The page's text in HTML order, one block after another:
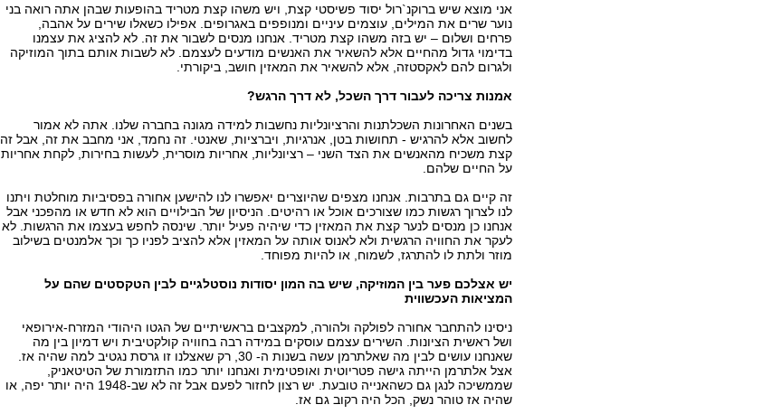
אני מוצא שיש ברוקנ`רול יסוד פשיסטי קצת, ויש משהו קצת מטריד בהופעות שבהן אתה רואה בני
נוער שרים את המילים, עוצמים עיניים ומנופפים באגרופים. אפילו כשאלו שירים על אהבה,
פרחים ושלום – יש בזה משהו קצת מטריד. אנחנו מנסים לשבור את זה. לא להציג את עצמנו
בדימוי גדול מהחיים אלא להשאיר את האנשים מודעים לעצמם. לא לשבות אותם בתוך המוזיקה
ולגרום להם לאקסטזה, אלא להשאיר את המאזין חושב, ביקורתי.
אמנות צריכה לעבור דרך השכל, לא דרך הרגש?
בשנים האחרונות השכלתנות והרציונליות נחשבות למידה מגונה בחברה שלנו. אתה לא אמור
לחשוב אלא להרגיש - תחושות בטן, אנרגיות, ויברציות, שאנטי. זה נחמד, אני מחבב את זה, אבל זה
קצת משכיח מהאנשים את הצד השני – רציונליות, אחריות מוסרית, לעשות בחירות, לקחת אחריות
על החיים שלהם.
זה קיים גם בתרבות. אנחנו מצפים שהיוצרים יאפשרו לנו להישען אחורה בפסיביות מוחלטת ויתנו
לנו לצרוך רגשות כמו שצורכים אוכל או רהיטים. הניסיון של הבילויים הוא לא חדש או מהפכני אבל
אנחנו כן מנסים לנער קצת את המאזין כדי שיהיה פעיל יותר. שינסה לחפש בעצמו את הרגשות. לא
לעקר את החוויה הרגשית ולא לאנוס אותה על המאזין אלא להציב לפניו כך וכך אלמנטים בשילוב
מוזר ולתת לו להתרגז, לשמוח, או להיות מפוחד.
יש אצלכם פער בין המוזיקה, שיש בה המון יסודות נוסטלגיים לבין הטקסטים שהם על
המציאות העכשווית
ניסינו להתחבר אחורה לפולקה ולהורה, למקצבים בראשיתיים של הגטו היהודי המזרח-אירופאי
ושל ראשית הציונות. השירים עצמם עוסקים במידה רבה בחוויה קולקטיבית ויש דמיון בין מה
שאנחנו עושים לבין מה שאלתרמן עשה בשנות ה- 30, רק שאצלנו זו גרסת נגטיב למה שהיה אז.
אצל אלתרמן הייתה גישה פטריוטית ואופטימית ואנחנו יותר כמו התזמורת של הטיטאניק,
שממשיכה לנגן גם כשהאנייה טובעת. יש רצון לחזור לפעם אבל זה לא שב-1948 היה יותר יפה, או
שהיה אז טוהר נשק, הכל היה רקוב גם אז.